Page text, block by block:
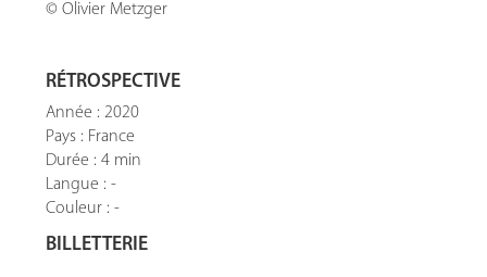
© Olivier Metzger
RÉTROSPECTIVE
Année : 2020
Pays : France
Durée : 4 min
Langue : -
Couleur : -
BILLETTERIE